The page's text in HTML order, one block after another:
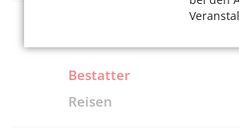
Bestatter
Reisen